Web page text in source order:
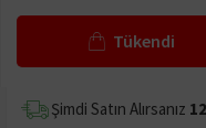
Tükendi
Şimdi Satın Alırsanız